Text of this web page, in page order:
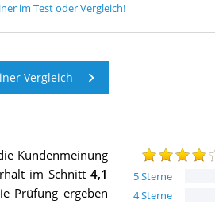
im Test oder Vergleich!
Vergleich
5Sterne
4Sterne
Kundenmeinung
im Schnitt 4,1
Prüfung ergeben